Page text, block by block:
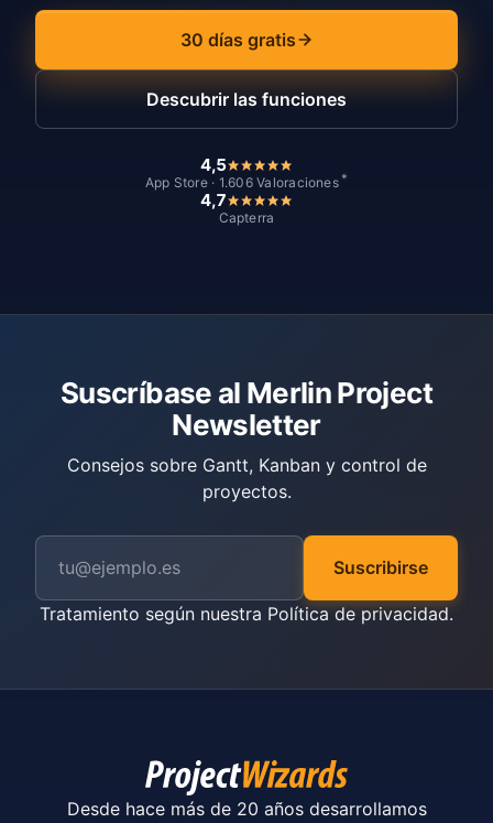
30 días gratis
Descubrir las funciones
4,5
App Store · 1.606 Valoraciones *
4,7
Capterra
Suscríbase al Merlin Project
Newsletter
Consejos sobre Gantt, Kanban y control de
proyectos.
Suscribirse
Tratamiento según nuestra Política de privacidad.
Desde hace más de 20 años desarrollamos